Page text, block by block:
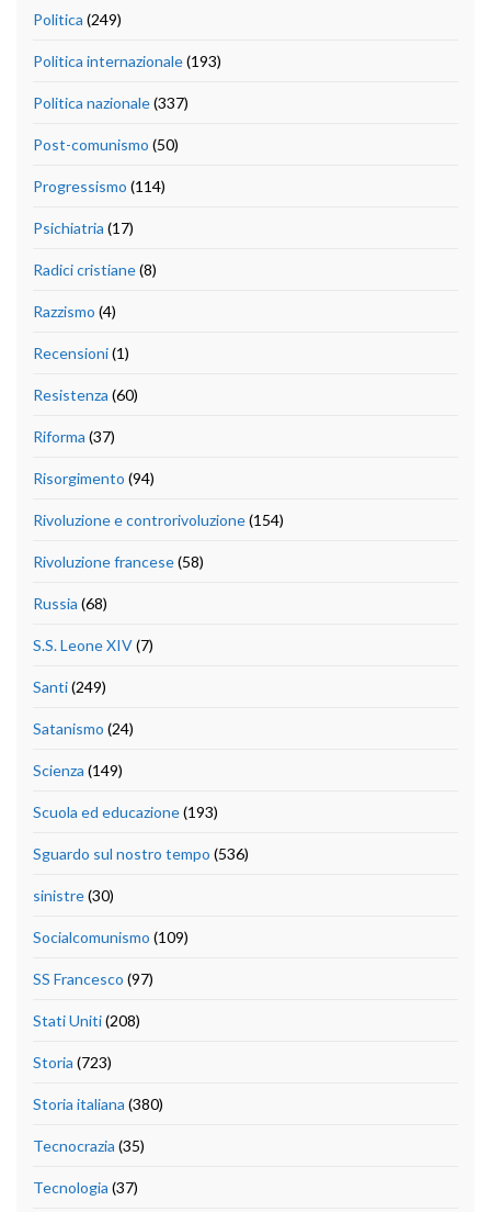
Politica (249)
Politica internazionale(193)
Politica nazionale(337)
Post-comunismo (50)
Progressismo (114)
Psichiatria (17)
Radici cristiane(8)
Razzismo (4)
Recensioni(1)
Resistenza (60)
Riforma (37)
Risorgimento (94)
Rivoluzione e controrivoluzione(154)
Rivoluzione francese(58)
Russia (68)
S.S. Leone XIV(7)
Santi(249)
Satanismo (24)
Scienza (149)
Scuola ed educazione(193)
Sguardo sul nostro tempo (536)
sinistre(30)
Socialcomunismo (109)
SS Francesco (97)
Stati Uniti(208)
Storia (723)
Storia italiana (380)
Tecnocrazia (35)
Tecnologia (37)